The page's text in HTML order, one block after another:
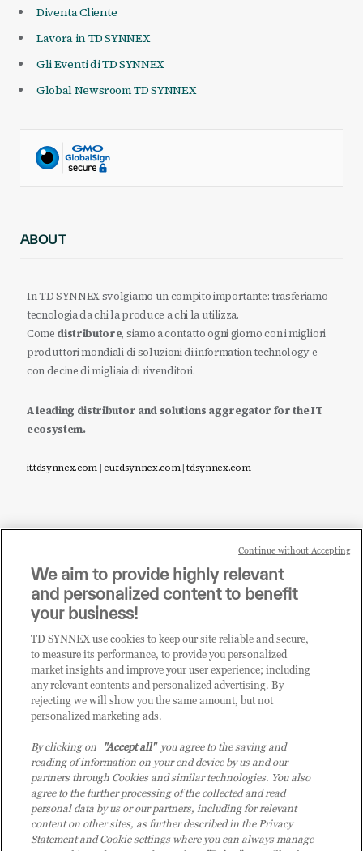
Diventa Cliente
Lavora in TD SYNNEX
Gli Eventi di TD SYNNEX
Global Newsroom TD SYNNEX
ABOUT
In TD SYNNEX svolgiamo un compito importante: trasferiamo
tecnologia da chi la produce a chi la utilizza.
Come distributore, siamo a contatto ogni giorno con i migliori
produttori mondiali di soluzioni di information technology e
con decine di migliaia di rivenditori.
A leading distributor and solutions aggregator for the IT
ecosystem.
it.tdsynnex.com|eu.tdsynnex.com|tdsynnex.com
Sei un rivenditore di tecnologia e desideri acquistare
i prodotti o le soluzioni trattate sul blog?
CLICCA QUI E DIVENTA
CLIENTE TD SYNNEX
We aim to provide highly relevant
and personalized content to benefit
your business!
TD SYNNEX use cookies to keep our site reliable and secure,
to measure its performance, to provide you personalized
market insights and improve your user experience; including
any relevant contents and personalized advertising. By
rejecting we will show you the same amount, but not
personalized marketing ads.
By clicking on "Accept all"you agree to the saving and
reading of information on your end device by us and our
partners through Cookies and similar technologies. You also
agree to the further processing of the collected and read
personal data by us or our partners, including for relevant
content on other sites, as further described in the Privacy
Statement and Cookie settings where you can always manage
Continue without Accepting